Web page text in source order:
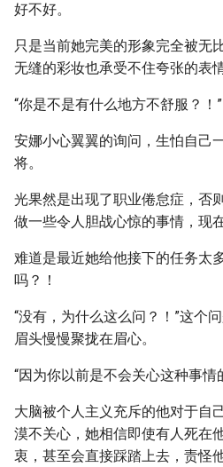
好不好。
只是当前她完美的形象完全被无
无缝的彩妆也承受不住夸张的表
“你是不是有什么地方不舒服？！”
安娜小心翼翼的询问，生怕自己
将。
光果然是出现了职业倦怠症，否
做一些令人胆战心惊的事情，现
难道是最近她给他接下的任务太
吗？！
“没有，为什么这么问？！”这个
眉头慢慢聚拢在眉心。
“因为你以前是不会关心这种事情
大脑被个人主义充斥的他对于自
漠不关心，她相信即使有人死在
衷，甚至会直接踩踏上去，责怪